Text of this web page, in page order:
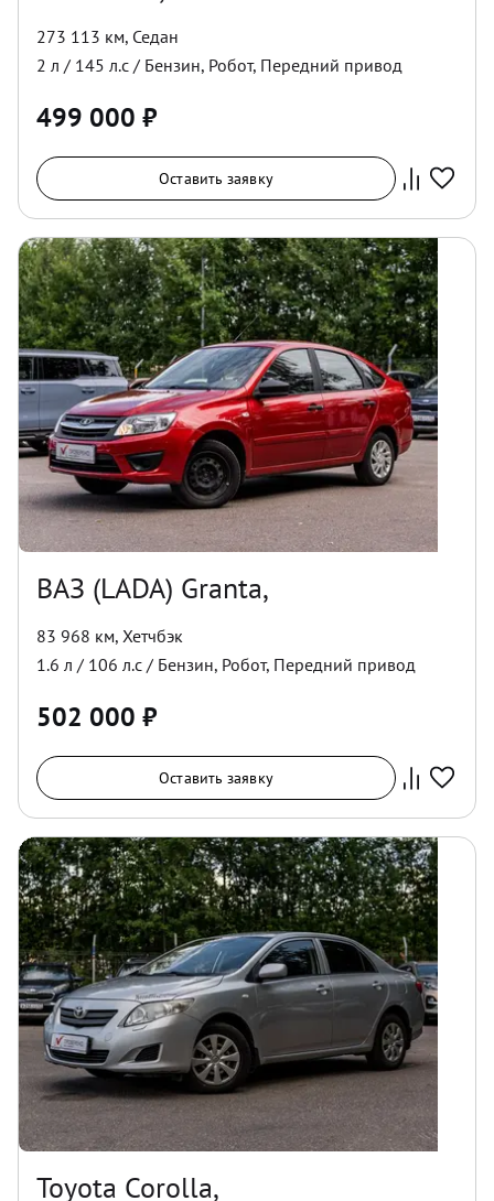
273 113 км, Седан
2 л / 145 л.с / Бензин, Робот, Передний привод
499 000 ₽
Оставить заявку
ВАЗ (LADA) Granta,
83 968 км, Хетчбэк
1.6 л / 106 л.с / Бензин, Робот, Передний привод
502 000 ₽
Оставить заявку
Toyota Corolla,